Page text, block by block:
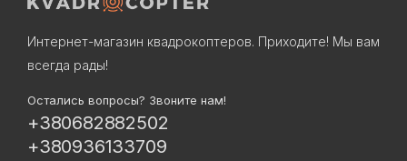
Интернет-магазин квадрокоптеров. Приходите! Мы вам
всегда рады!
Остались вопросы? Звоните нам!
+380682882502
+380936133709